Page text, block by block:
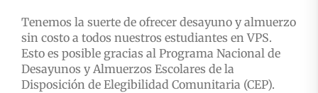
Tenemos la suerte de ofrecer desayuno y almuerzo
sin costo a todos nuestros estudiantes en VPS.
Esto es posible gracias al Programa Nacional de
Desayunos y Almuerzos Escolares de la
Disposición de Elegibilidad Comunitaria (CEP).